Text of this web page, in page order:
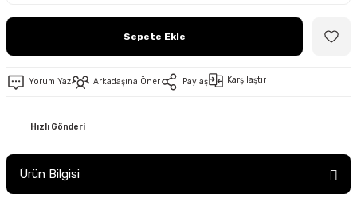
Sepete Ekle
Yorum Yaz Arkadaşına Öner Paylaş Karşılaştır
Hızlı Gönderi
Ürün Bilgisi